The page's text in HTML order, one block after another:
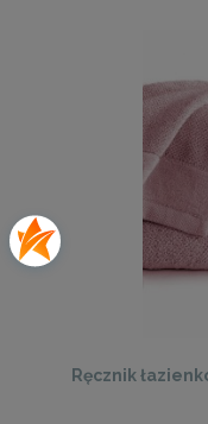
Ręcznik